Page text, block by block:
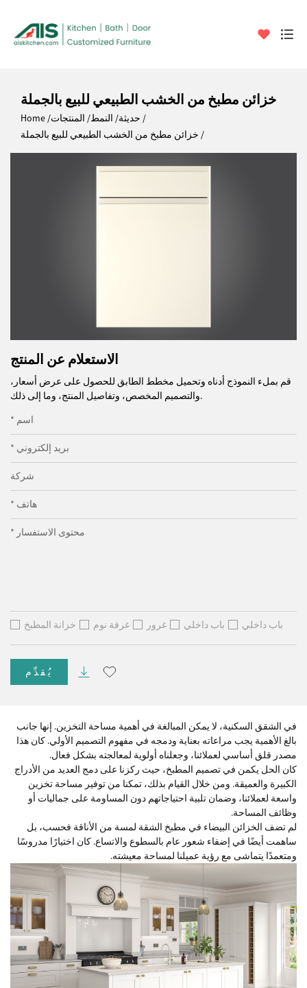
خزائن مطبخ من الخشب الطبيعي للبيع بالجملة
Home المنتجات النمط حديثة
خزائن مطبخ من الخشب الطبيعي للبيع بالجملة
الاستعلام عن المنتج
قم بملء النموذج أدناه وتحميل مخطط الطابق للحصول على عرض أسعار،
والتصميم المخصص، وتفاصيل المنتج، وما إلى ذلك.
* اسم
* بريد إلكتروني
شركة
* هاتف
* محتوى الاستفسار
خزانة المطبخ غرفة نوم غرور باب داخلي باب داخلي
يُقدِّم
في الشقق السكنية، لا يمكن المبالغة في أهمية مساحة التخزين. إنها جانب
بالغ الأهمية يجب مراعاته بعناية ودمجه في مفهوم التصميم الأولي. كان هذا
مصدر قلق أساسي لعملائنا، وجعلناه أولوية لمعالجته بشكل فعال.
كان الحل يكمن في تصميم المطبخ، حيث ركزنا على دمج العديد من الأدراج
الكبيرة والعميقة. ومن خلال القيام بذلك، تمكنا من توفير مساحة تخزين
واسعة لعملائنا، وضمان تلبية احتياجاتهم دون المساومة على جماليات أو
وظائف المساحة.
لم تضف الخزائن البيضاء في مطبخ الشقة لمسة من الأناقة فحسب، بل
ساهمت أيضًا في إضفاء شعور عام بالسطوع والاتساع. كان اختيارًا مدروسًا
ومتعمدًا يتماشى مع رؤية عميلنا لمساحة معيشته.